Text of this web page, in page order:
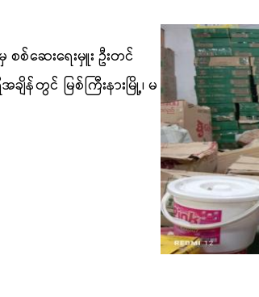
စစ်ဆေးရေးမှူး ဦးတင်
ချိန်တွင် မြစ်ကြီးနားမြို့၊ မ